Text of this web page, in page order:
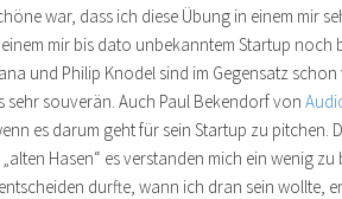
war, dass ich diese Übung in einem mir
mir bis dato unbekanntem Startup noch
und Philip Knodel sind im Gegensatz
sehr souverän. Auch Paul Bekendorf von
es darum geht für sein Startup zu pitchen.
Hasen“ es verstanden mich ein wenig zu
durfte, wann ich dran sein wollte,